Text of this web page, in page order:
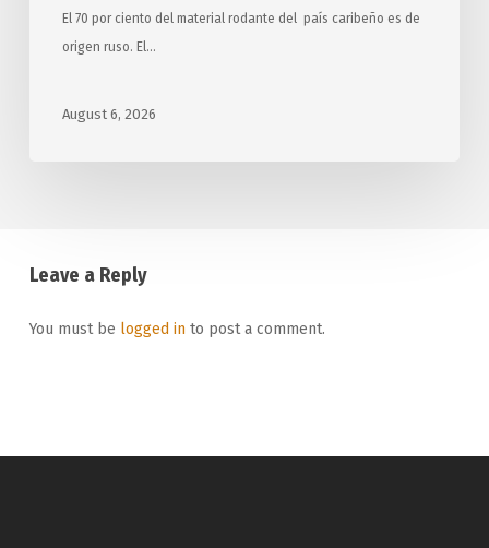
El 70 por ciento del material rodante del país caribeño es de
origen ruso. El…
August 6, 2026
Leave a Reply
You must be logged into post a comment.